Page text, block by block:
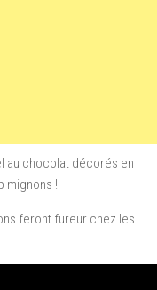
au chocolat décorés en
mignons !
feront fureur chez les